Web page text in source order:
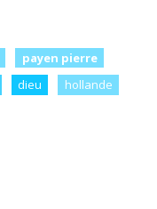
payen pierre
dieu hollande